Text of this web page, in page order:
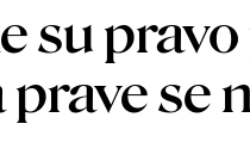
su
prave se